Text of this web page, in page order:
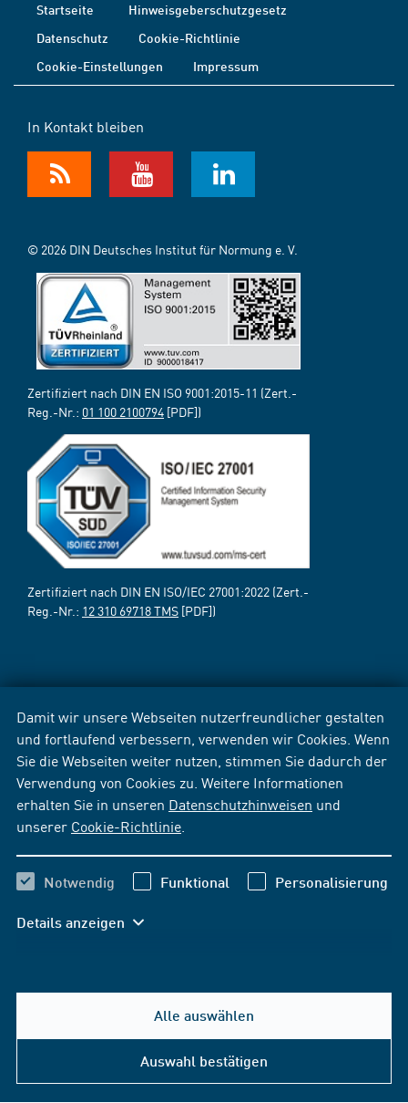
Damit wir unsere Webseiten nutzerfreundlicher gestalten
und fortlaufend verbessern, verwenden wir Cookies. Wenn
Sie die Webseiten weiter nutzen, stimmen Sie dadurch der
Verwendung von Cookies zu. Weitere Informationen
erhalten Sie in unseren Datenschutzhinweisen und
unserer Cookie-Richtlinie
Notwendig Funktional Personalisierung
Details anzeigen
Alle auswählen
Auswahl bestätigen
Startseite
Hinweisgeberschutzgesetz
Datenschutz
Cookie-Richtlinie
Cookie-Einstellungen
Impressum
In Kontakt bleiben
© 2026 DIN Deutsches Institut für Normung e. V.
Zertifiziert nach DIN EN ISO 9001:2015-11 (Zert.-
Reg.-Nr.: 01 100 2100794 [PDF])
Zertifiziert nach DIN EN ISO/IEC 27001:2022 (Zert.-
Reg.-Nr.: 12 310 69718 TMS [PDF])